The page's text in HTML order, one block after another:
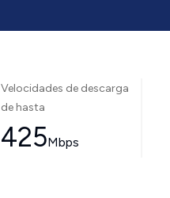
Velocidades de descarga
de hasta
425Mbps